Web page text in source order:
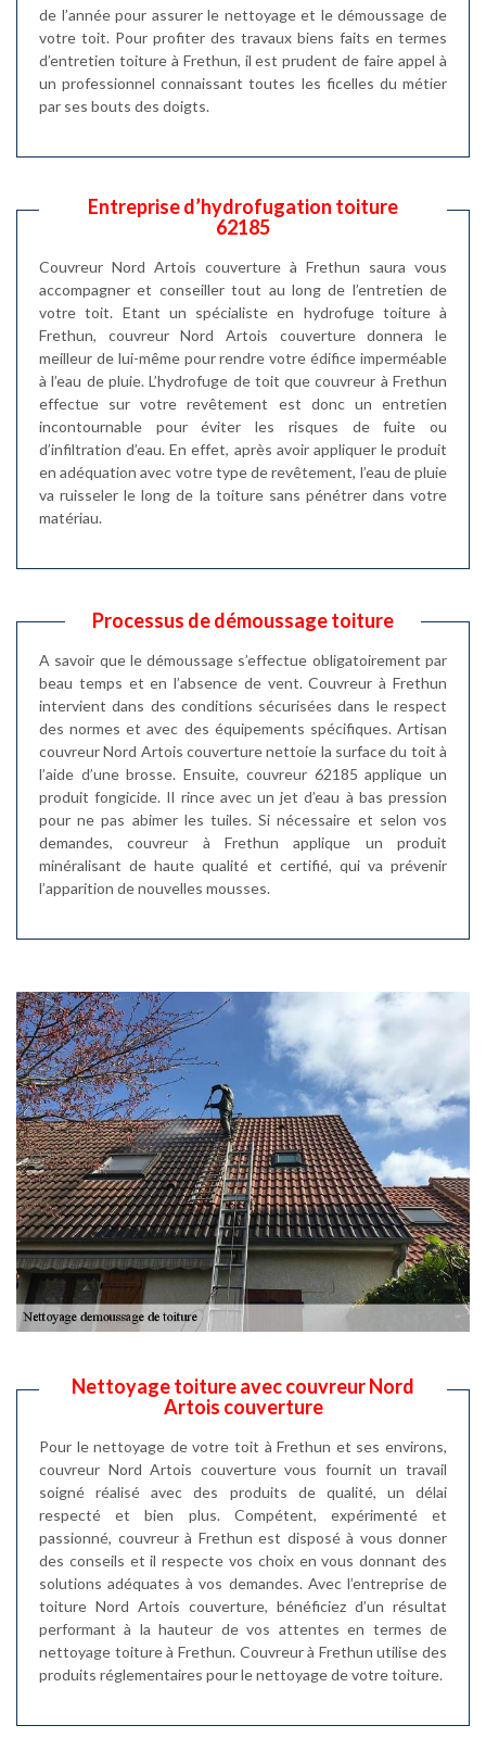
de l’année pour assurer le nettoyage et le démoussage de
votre toit. Pour profiter des travaux biens faits en termes
d’entretien toiture à Frethun, il est prudent de faire appel à
un professionnel connaissant toutes les ficelles du métier
par ses bouts des doigts.
Entreprise d’hydrofugation toiture
62185
Couvreur Nord Artois couverture à Frethun saura vous
accompagner et conseiller tout au long de l’entretien de
votre toit. Etant un spécialiste en hydrofuge toiture à
Frethun, couvreur Nord Artois couverture donnera le
meilleur de lui-même pour rendre votre édifice imperméable
à l’eau de pluie. L’hydrofuge de toit que couvreur à Frethun
effectue sur votre revêtement est donc un entretien
incontournable pour éviter les risques de fuite ou
d’infiltration d’eau. En effet, après avoir appliquer le produit
en adéquation avec votre type de revêtement, l’eau de pluie
va ruisseler le long de la toiture sans pénétrer dans votre
matériau.
Processus de démoussage toiture
A savoir que le démoussage s’effectue obligatoirement par
beau temps et en l’absence de vent. Couvreur à Frethun
intervient dans des conditions sécurisées dans le respect
des normes et avec des équipements spécifiques. Artisan
couvreur Nord Artois couverture nettoie la surface du toit à
l’aide d’une brosse. Ensuite, couvreur 62185 applique un
produit fongicide. Il rince avec un jet d’eau à bas pression
pour ne pas abimer les tuiles. Si nécessaire et selon vos
demandes, couvreur à Frethun applique un produit
minéralisant de haute qualité et certifié, qui va prévenir
l’apparition de nouvelles mousses.
Nettoyage toiture avec couvreur Nord
Artois couverture
Pour le nettoyage de votre toit à Frethun et ses environs,
couvreur Nord Artois couverture vous fournit un travail
soigné réalisé avec des produits de qualité, un délai
respecté et bien plus. Compétent, expérimenté et
passionné, couvreur à Frethun est disposé à vous donner
des conseils et il respecte vos choix en vous donnant des
solutions adéquates à vos demandes. Avec l’entreprise de
toiture Nord Artois couverture, bénéficiez d’un résultat
performant à la hauteur de vos attentes en termes de
nettoyage toiture à Frethun. Couvreur à Frethun utilise des
produits réglementaires pour le nettoyage de votre toiture.